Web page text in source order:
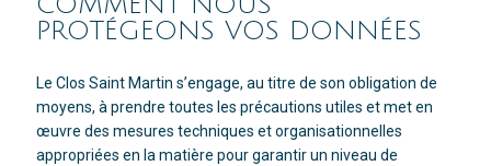
PROTÉGEONS VOS DONNÉES
Le Clos Saint Martin s’engage, au titre de son obligation de
moyens, à prendre toutes les précautions utiles et met en
œuvre des mesures techniques et organisationnelles
appropriées en la matière pour garantir un niveau de